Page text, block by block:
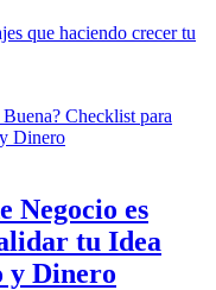
que haciendo crecer tu
Negocio es
tu Idea
y Dinero